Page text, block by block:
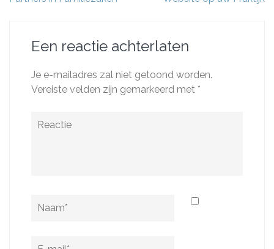
Een reactie achterlaten
Je e-mailadres zal niet getoond worden.
Vereiste velden zijn gemarkeerd met *
Reactie
Naam
E-